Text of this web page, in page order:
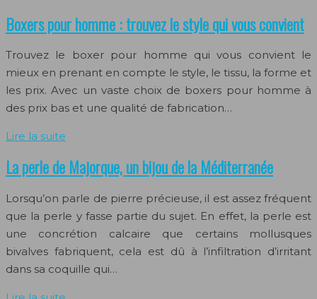
Boxers pour homme : trouvez le style qui vous convient
Trouvez le boxer pour homme qui vous convient le
mieux en prenant en compte le style, le tissu, la forme et
les prix. Avec un vaste choix de boxers pour homme à
des prix bas et une qualité de fabrication…
Lire la suite
La perle de Majorque, un bijou de la Méditerranée
Lorsqu’on parle de pierre précieuse, il est assez fréquent
que la perle y fasse partie du sujet. En effet, la perle est
une concrétion calcaire que certains mollusques
bivalves fabriquent, cela est dû à l’infiltration d’irritant
dans sa coquille qui…